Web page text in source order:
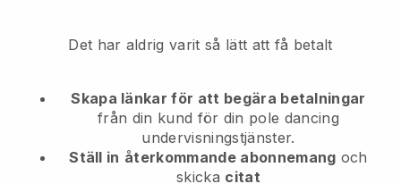
Det har aldrig varit så lätt att få betalt
Skapa länkar för att begära betalningar
från din kund för din pole dancing
undervisningstjänster.
Ställ in återkommande abonnemang och
skicka citat